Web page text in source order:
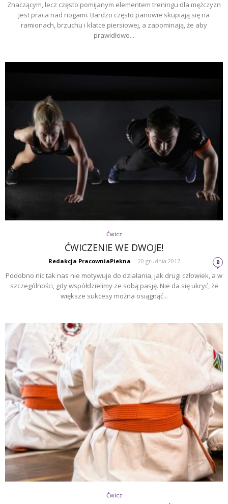
Znaczącym, lecz często pomijanym elementem treningu dla mężczyzn
jest praca nad nogami. Bardzo często panowie skupiają się na
ramionach, brzuchu i klatce piersiowej, a zapominają, że aby
prawidłowo...
Ćwicz
ĆWICZENIE WE DWOJE!
Redakcja PracowniaPiekna - 20 grudnia 2017 0
Podobno nic tak nas nie motywuje do działania, jak drugi człowiek, a w
szczególności, gdy współdzielimy ze sobą pasję. Nie da się ukryć, że
większe sukcesy można osiągnąć...
Ćwicz